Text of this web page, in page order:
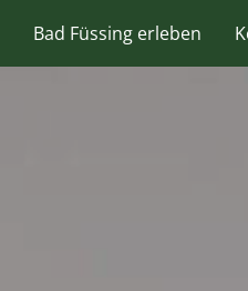
Bad Füssing erleben